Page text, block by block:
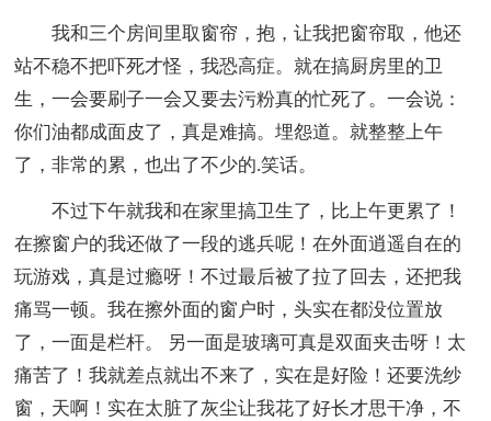
我和三个房间里取窗帘，抱，让我把窗帘取，他还
站不稳不把吓死才怪，我恐高症。就在搞厨房里的卫
生，一会要刷子一会又要去污粉真的忙死了。一会说：
你们油都成面皮了，真是难搞。埋怨道。就整整上午
了，非常的累，也出了不少的.笑话。
不过下午就我和在家里搞卫生了，比上午更累了！
在擦窗户的我还做了一段的逃兵呢！在外面逍遥自在的
玩游戏，真是过瘾呀！不过最后被了拉了回去，还把我
痛骂一顿。我在擦外面的窗户时，头实在都没位置放
了，一面是栏杆。 另一面是玻璃可真是双面夹击呀！太
痛苦了！我就差点就出不来了，实在是好险！还要洗纱
窗，天啊！实在太脏了灰尘让我花了好长才思干净，不